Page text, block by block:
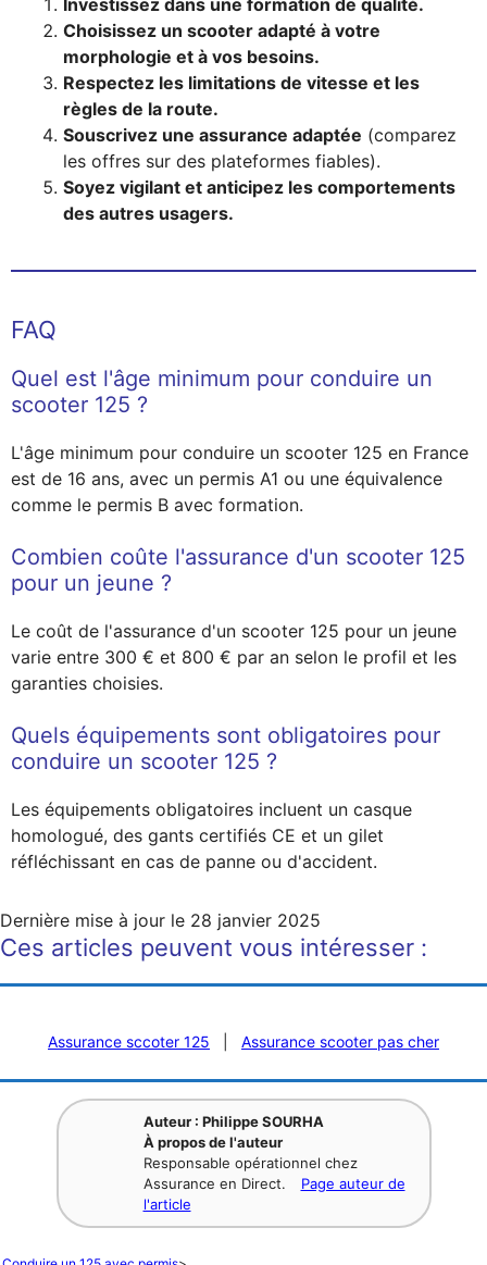
Choisissez un scooter adapté à votre
morphologie et à vos besoins.
Respectez les limitations de vitesse et les
règles de la route.
Souscrivez une assurance adaptée (comparez
les offres sur des plateformes fiables).
Soyez vigilant et anticipez les comportements
des autres usagers.
FAQ
Quel est l'âge minimum pour conduire un
scooter 125 ?
L'âge minimum pour conduire un scooter 125 en France
est de 16 ans, avec un permis A1 ou une équivalence
comme le permis B avec formation.
Combien coûte l'assurance d'un scooter 125
pour un jeune ?
Le coût de l'assurance d'un scooter 125 pour un jeune
varie entre 300 € et 800 € par an selon le profil et les
garanties choisies.
Quels équipements sont obligatoires pour
conduire un scooter 125 ?
Les équipements obligatoires incluent un casque
homologué, des gants certifiés CE et un gilet
réfléchissant en cas de panne ou d'accident.
Dernière mise à jour le 28 janvier 2025
Ces articles peuvent vous intéresser :
Assurance sccoter 125 Assurance scooter pas cher
Auteur : Philippe SOURHA
À propos de l'auteur
Responsable opérationnel chez
Assurance en Direct.
Page auteur de
l'article